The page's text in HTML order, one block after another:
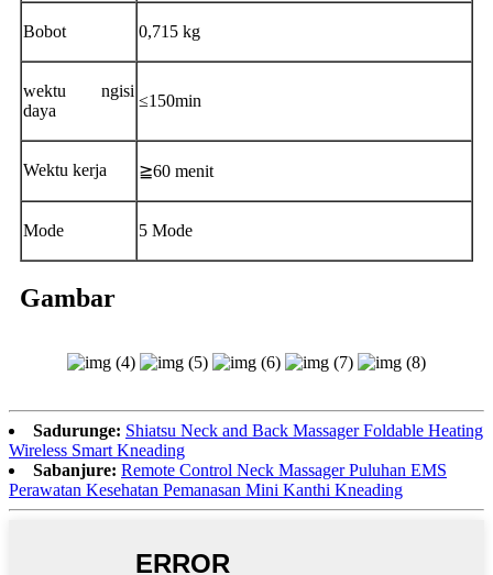
Bobot 0,715 kg
wektu ngisi
daya
≤150min
Wektu kerja ≧60 menit
Mode 5 Mode
Gambar
Sadurunge: Shiatsu Neck and Back Massager Foldable Heating
Wireless Smart Kneading
Sabanjure: Remote Control Neck Massager Puluhan EMS
Perawatan Kesehatan Pemanasan Mini Kanthi Kneading